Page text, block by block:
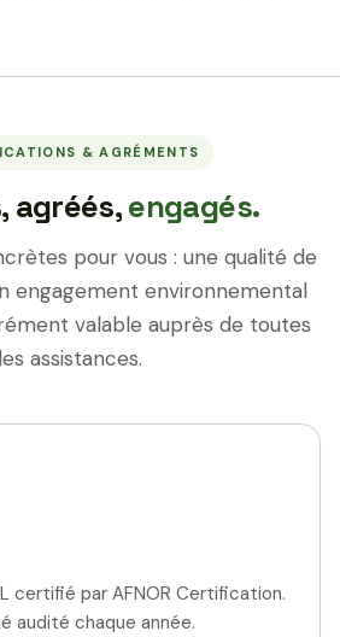
& AGRÉMENTS
agréés,engagés.
pour vous : une qualité de
engagement environnemental
valable auprès de toutes
les assistances.
certifié par AFNOR Certification.
audité chaque année.